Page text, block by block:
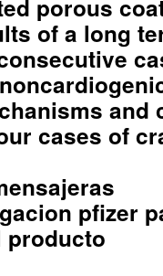
porous
of a long
and
cases of
pfizer
producto